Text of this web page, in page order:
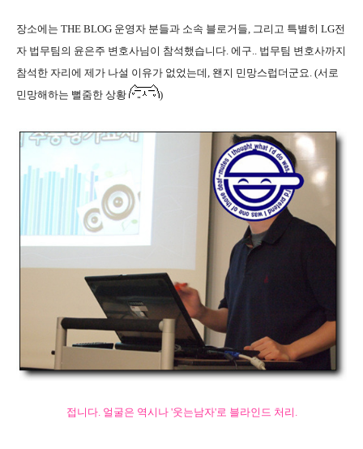
장소에는 THE BLOG 운영자 분들과 소속 블로거들, 그리고 특별히 LG전
자 법무팀의 윤은주 변호사님이 참석했습니다. 에구.. 법무팀 변호사까지
참석한 자리에 제가 나설 이유가 없었는데, 왠지 민망스럽더군요. (서로
민망해하는 뻘줌한 상황
)
접니다. 얼굴은 역시나 '웃는남자'로 블라인드 처리.